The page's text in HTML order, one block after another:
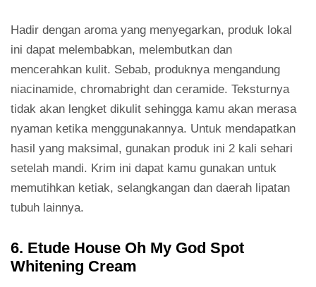
Hadir dengan aroma yang menyegarkan, produk lokal
ini dapat melembabkan, melembutkan dan
mencerahkan kulit. Sebab, produknya mengandung
niacinamide, chromabright dan ceramide. Teksturnya
tidak akan lengket dikulit sehingga kamu akan merasa
nyaman ketika menggunakannya. Untuk mendapatkan
hasil yang maksimal, gunakan produk ini 2 kali sehari
setelah mandi. Krim ini dapat kamu gunakan untuk
memutihkan ketiak, selangkangan dan daerah lipatan
tubuh lainnya.
6. Etude House Oh My God Spot
Whitening Cream